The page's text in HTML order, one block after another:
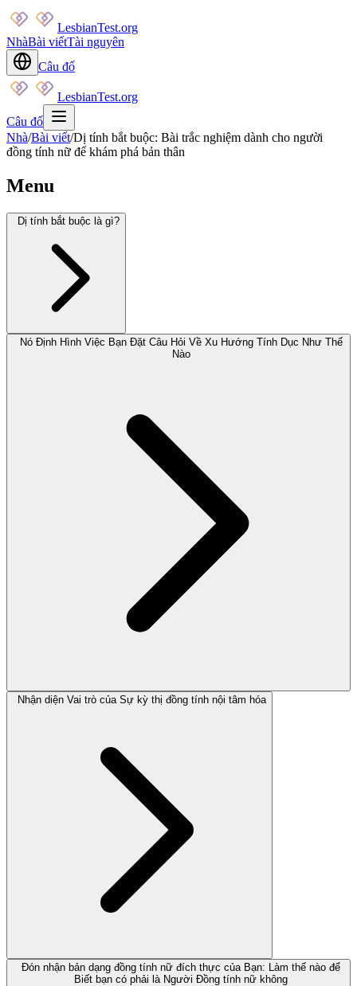
LesbianTest.org
NhàBài viếtTài nguyên
Câu đố
LesbianTest.org
Câu đố
Nhà/Bài viết/Dị tính bắt buộc: Bài trắc nghiệm dành cho người
đồng tính nữ để khám phá bản thân
Menu
Dị tính bắt buộc là gì?
Nó Định Hình Việc Bạn Đặt Câu Hỏi Về Xu Hướng Tính Dục Như Thế
Nào
Nhận diện Vai trò của Sự kỳ thị đồng tính nội tâm hóa
Đón nhận bản dạng đồng tính nữ đích thực của Bạn: Làm thế nào để
Biết bạn có phải là Người Đồng tính nữ không